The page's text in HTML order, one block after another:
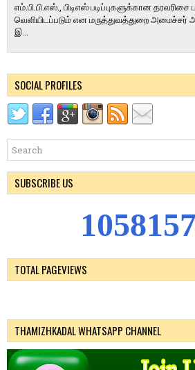
எம்.பி.பி.எஸ்., பிடிஎஸ் படிப்புகளுக்கான
வெளியிடப்படும் என மருத்துவத்துறை அமைச்சர்
இ...
SOCIAL PROFILES
SUBSCRIBE US
1058157
TOTAL PAGEVIEWS
THAMIZHKADAL WHATSAPP CHANNEL